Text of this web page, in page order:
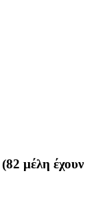
(82 μέλη έχουν